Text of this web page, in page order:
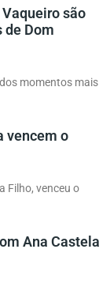
são
de Dom
momentos mais
vencem o
Filho, venceu o
Ana Castela